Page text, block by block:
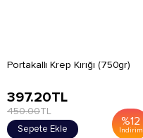
Portakallı Krep Kırığı (750gr)
%12
İndirim
397.20TL
450.00TL
Sepete Ekle